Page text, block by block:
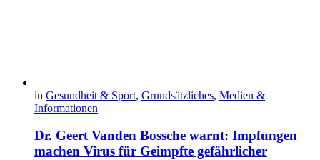
in Gesundheit & Sport, Grundsätzliches, Medien &
Informationen
Dr. Geert Vanden Bossche warnt: Impfungen
machen Virus für Geimpfte gefährlicher